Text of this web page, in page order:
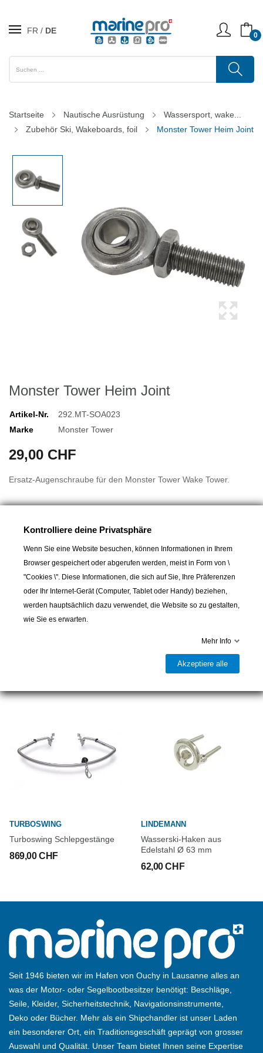
FR DE 0
Startseite Nautische Ausrüstung
Wassersport, wake...
Zubehör Ski, Wakeboards, foil
Monster Tower Heim Joint
Monster Tower Heim Joint
Artikel-Nr.
292.MT-SOA023
Marke
Monster Tower
29,00 CHF
Ersatz-Augenschraube für den Monster Tower Wake Tower.
In den Warenkorb
Letzter Artikel auf Lager
Teilen
TURBOSWING
Turboswing Schlepgestänge
869,00 CHF
LINDEMANN
Wasserski-Haken aus
Edelstahl Ø 63 mm
62,00 CHF
Seit 1946 bieten wir im Hafen von Ouchy in Lausanne alles an
was der Motor- oder Segelbootbesitzer benötigt: Beschläge,
Seile, Kleider, Sicherheitstechnik, Navigationsinstrumente,
Deko oder Bücher. Mehr als ein Shipchandler ist unser Laden
ein besonderer Ort, ein Traditionsgeschäft geprägt von grosser
Auswahl und Qualität. Unser Team bietet Ihnen seine Expertise
Kontrolliere deine Privatsphäre
Wenn Sie eine Website besuchen, können Informationen in Ihrem
Browser gespeichert oder abgerufen werden, meist in Form von \
"Cookies \". Diese Informationen, die sich auf Sie, Ihre Präferenzen
oder Ihr Internet-Gerät (Computer, Tablet oder Handy) beziehen,
werden hauptsächlich dazu verwendet, die Website so zu gestalten,
wie Sie es erwarten.
Mehr Info
Akzeptiere alle